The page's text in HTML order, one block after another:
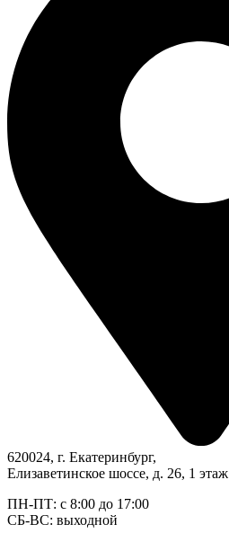
620024, г. Екатеринбург,
Елизаветинское шоссе, д. 26, 1 этаж
ПН-ПТ: с 8:00 до 17:00
СБ-ВС: выходной